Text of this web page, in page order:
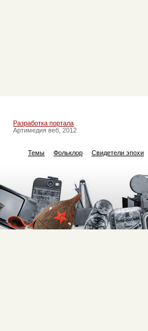
Разработка портала
Артимедия веб, 2012
Темы Фольклор Свидетели эпохи